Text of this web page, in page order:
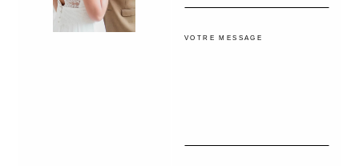
VOTRE MESSAGE